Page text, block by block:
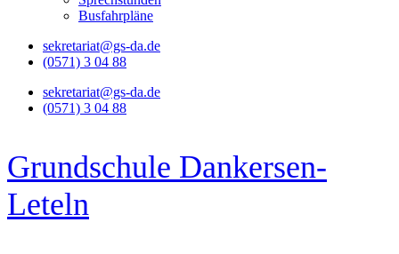
Busfahrpläne
sekretariat@gs-da.de
(0571) 3 04 88
sekretariat@gs-da.de
(0571) 3 04 88
Grundschule Dankersen-
Leteln